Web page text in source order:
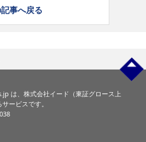
事へ戻る
は、株式会社イード（東証グロース上
ービスです。